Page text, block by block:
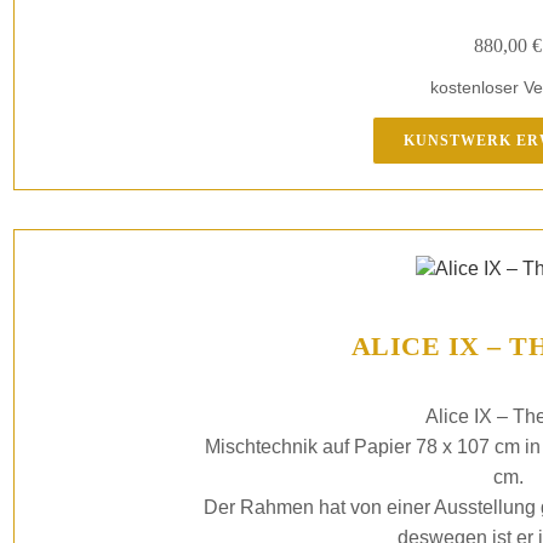
880,00€
kostenloser
KUNSTWERK
ALICE IX –
Alice IX –
Mischtechnik auf Papier 78 x 107 cm
cm.
Der Rahmen hat von einer
deswegen ist er